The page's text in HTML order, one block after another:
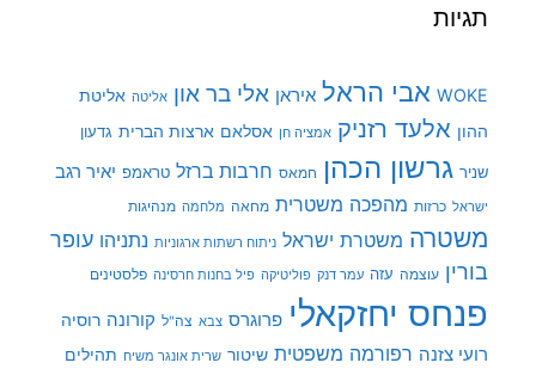
תגיות
WOKE אבי הראל איראן אלי בר און אליטה אליטת
ההון אלעד רזניק אמציה חן אסלאם ארצות הברית גדעון
שניר גרשון הכהן חמאס חרבות ברזל טראמפ יאיר רגב
ישראל כרזות מהפכה משטרית מחאה מלחמה מנהיגות
משטרה משטרת ישראל ניתוח רשתות ארגוניות נתניהו עופר
בורין עוצמה עזה עמר דנק פוליטיקה פיל בחנות חרסינה פלסטינים
פנחס יחזקאלי פרוגרס צבא צה"ל קורונה רוסיה
רועי צזנה רפורמה משפטית שיטור שרית אונגר משיח תהילים